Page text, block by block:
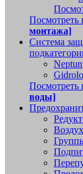
Посмотреть
монтажа]
Система
Neptun
Посмотреть
воды]